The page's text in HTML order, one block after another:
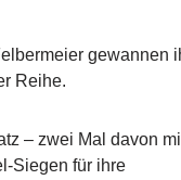
gewannen
Reihe.
– zwei Mal davon
Siegen für ihre